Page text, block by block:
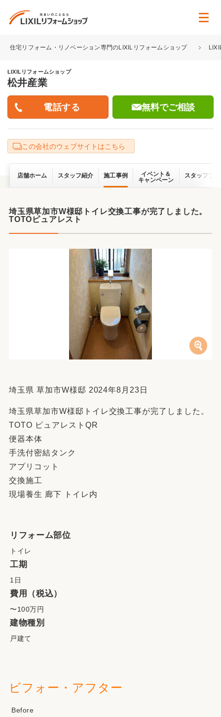
住宅リフォーム・リノベーション専門のLIXILリフォームショップ
LIXILリフォームショップ
松井産業
無料でご相談
この会社のウェブサイトはこちら
店舗ホーム スタッフ紹介 施工事例
イベント＆
キャンペーン
スタッフブ
埼玉県草加市W様邸トイレ交換工事が完了しました。
TOTOピュアレスト
埼玉県 草加市W様邸 2024年8月23日
埼玉県草加市W様邸トイレ交換工事が完了しました。
TOTO ピュアレストQR
便器本体
手洗付密結タンク
アプリコット
交換施工
現場養生 廊下 トイレ内
リフォーム部位
トイレ
工期
1日
費用（税込）
〜100万円
建物種別
戸建て
ビフォー・アフター